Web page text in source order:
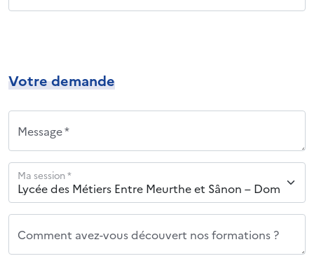
Votre demande
Message *
Ma session *
Comment avez-vous découvert nos formations ?